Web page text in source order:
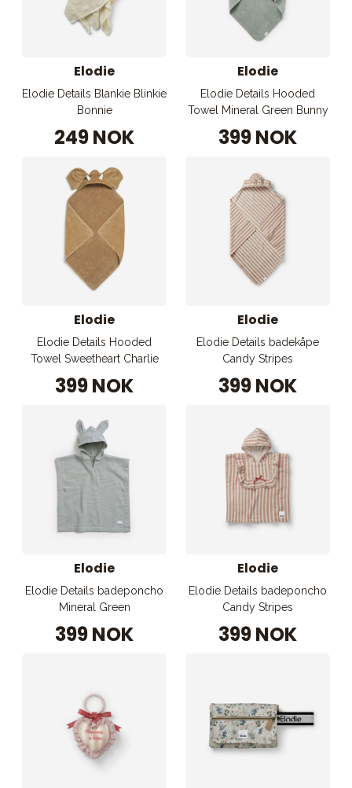
Elodie
Elodie Details Blankie Blinkie
Bonnie
249 NOK
Elodie
Elodie Details Hooded
Towel Mineral Green Bunny
399 NOK
Elodie
Elodie Details Hooded
Towel Sweetheart Charlie
399 NOK
Elodie
Elodie Details badekåpe
Candy Stripes
399 NOK
Elodie
Elodie Details badeponcho
Mineral Green
399 NOK
Elodie
Elodie Details badeponcho
Candy Stripes
399 NOK